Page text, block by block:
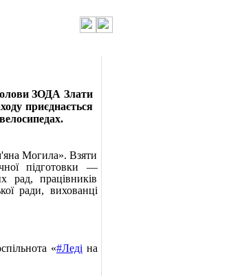
ЗОДА Злати
приєднається
Могила». Взяти
підготовки —
рад, працівників
ради, вихованці
«#Леді на